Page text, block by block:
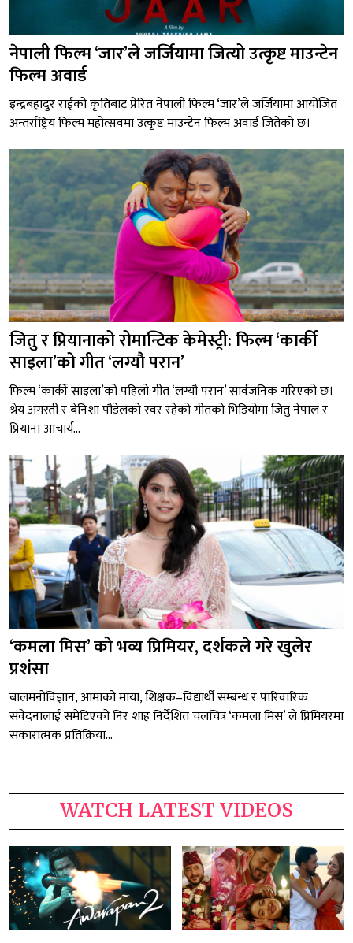
नेपाली फिल्म ‘जार’ले जर्जियामा जित्यो उत्कृष्ट माउन्टेन
फिल्म अवार्ड
इन्द्रबहादुर राईको कृतिबाट प्रेरित नेपाली फिल्म ‘जार’ले जर्जियामा आयोजित
अन्तर्राष्ट्रिय फिल्म महोत्सवमा उत्कृष्ट माउन्टेन फिल्म अवार्ड जितेको छ।
जितु र प्रियानाको रोमान्टिक केमेस्ट्री: फिल्म ‘कार्की
साइला’को गीत ‘लग्यौ परान’
फिल्म ‘कार्की साइला’को पहिलो गीत ‘लग्यौ परान’ सार्वजनिक गरिएको छ।
श्रेय अगस्ती र बेनिशा पौडेलको स्वर रहेको गीतको भिडियोमा जितु नेपाल र
प्रियाना आचार्य...
‘कमला मिस’ को भव्य प्रिमियर, दर्शकले गरे खुलेर
प्रशंसा
बालमनोविज्ञान, आमाको माया, शिक्षक–विद्यार्थी सम्बन्ध र पारिवारिक
संवेदनालाई समेटिएको निर शाह निर्देशित चलचित्र ‘कमला मिस’ ले प्रिमियरमा
सकारात्मक प्रतिक्रिया...
WATCH LATEST VIDEOS